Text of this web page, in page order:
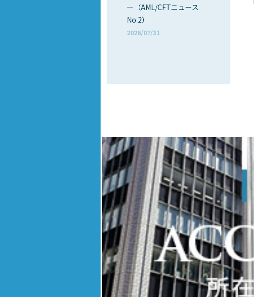
―（AML/CFTニュース
No.2）
2026/07/31